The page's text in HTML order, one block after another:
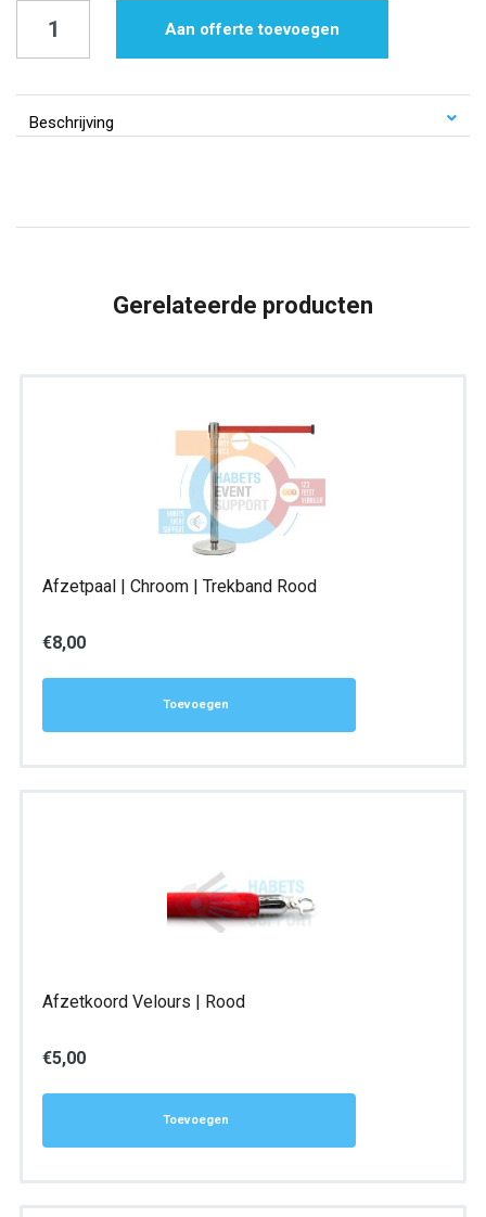
diverse
Aan offerte toevoegen
Beschrijving
Gerelateerde producten
Afzetpaal | Chroom | Trekband Rood
€8,00
Toevoegen
Afzetkoord Velours | Rood
€5,00
Toevoegen